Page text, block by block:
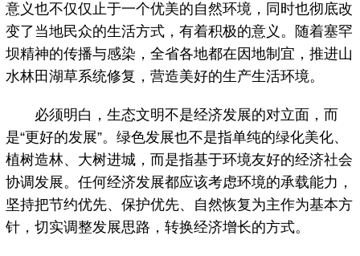
意义也不仅仅止于一个优美的自然环境，同时也彻底改
变了当地民众的生活方式，有着积极的意义。随着塞罕
坝精神的传播与感染，全省各地都在因地制宜，推进山
水林田湖草系统修复，营造美好的生产生活环境。
必须明白，生态文明不是经济发展的对立面，而
是“更好的发展”。绿色发展也不是指单纯的绿化美化、
植树造林、大树进城，而是指基于环境友好的经济社会
协调发展。任何经济发展都应该考虑环境的承载能力，
坚持把节约优先、保护优先、自然恢复为主作为基本方
针，切实调整发展思路，转换经济增长的方式。